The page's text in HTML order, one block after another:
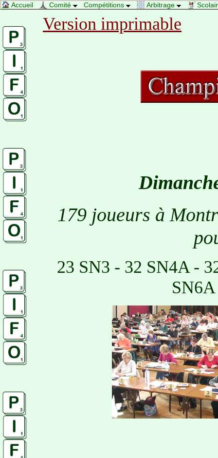
Accueil Comité Compétitions Arbitrage
Version imprimable
179 joueurs à
23 SN3 - 32 SN4A -